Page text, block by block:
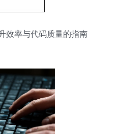
效率与代码质量的指南